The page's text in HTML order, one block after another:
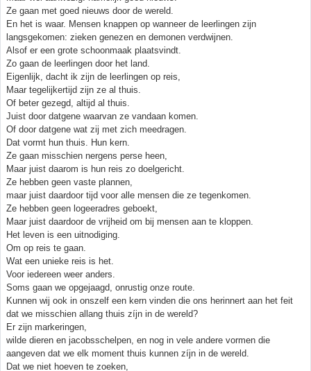
Ze gaan met goed nieuws door de wereld.
En het is waar. Mensen knappen op wanneer de leerlingen zijn
langsgekomen: zieken genezen en demonen verdwijnen.
Alsof er een grote schoonmaak plaatsvindt.
Zo gaan de leerlingen door het land.
Eigenlijk, dacht ik zijn de leerlingen op reis,
Maar tegelijkertijd zijn ze al thuis.
Of beter gezegd, altijd al thuis.
Juist door datgene waarvan ze vandaan komen.
Of door datgene wat zij met zich meedragen.
Dat vormt hun thuis. Hun kern.
Ze gaan misschien nergens perse heen,
Maar juist daarom is hun reis zo doelgericht.
Ze hebben geen vaste plannen,
maar juist daardoor tijd voor alle mensen die ze tegenkomen.
Ze hebben geen logeeradres geboekt,
Maar juist daardoor de vrijheid om bij mensen aan te kloppen.
Het leven is een uitnodiging.
Om op reis te gaan.
Wat een unieke reis is het.
Voor iedereen weer anders.
Soms gaan we opgejaagd, onrustig onze route.
Kunnen wij ook in onszelf een kern vinden die ons herinnert aan het feit
dat we misschien allang thuis zíjn in de wereld?
Er zijn markeringen,
wilde dieren en jacobsschelpen, en nog in vele andere vormen die
aangeven dat we elk moment thuis kunnen zíjn in de wereld.
Dat we niet hoeven te zoeken,